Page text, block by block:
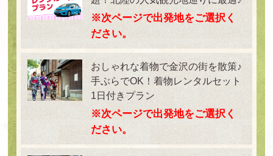
※次ページで出発地をご選択く
ださい。
おしゃれな着物で金沢の街を散策♪
手ぶらでOK！着物レンタルセット
1日付きプラン
※次ページで出発地をご選択く
ださい。